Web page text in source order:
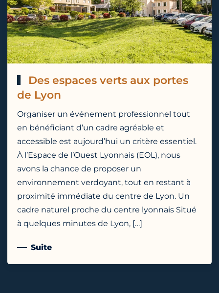
Des espaces verts aux portes
de Lyon
Organiser un événement professionnel tout
en bénéficiant d’un cadre agréable et
accessible est aujourd’hui un critère essentiel.
À l’Espace de l’Ouest Lyonnais (EOL), nous
avons la chance de proposer un
environnement verdoyant, tout en restant à
proximité immédiate du centre de Lyon. Un
cadre naturel proche du centre lyonnais Situé
à quelques minutes de Lyon, […]
Suite